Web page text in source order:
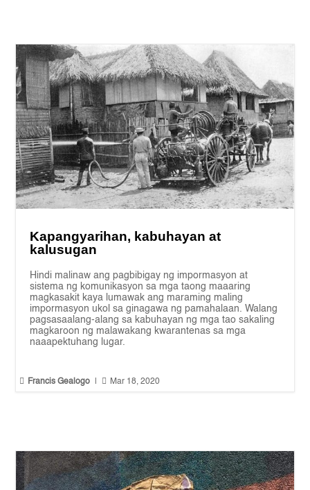
Kapangyarihan, kabuhayan at
kalusugan
Hindi malinaw ang pagbibigay ng impormasyon at
sistema ng komunikasyon sa mga taong maaaring
magkasakit kaya lumawak ang maraming maling
impormasyon ukol sa ginagawa ng pamahalaan. Walang
pagsasaalang-alang sa kabuhayan ng mga tao sakaling
magkaroon ng malawakang kwarantenas sa mga
naaapektuhang lugar.
 Francis Gealogo  Mar 18, 2020